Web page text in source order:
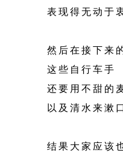
表现得无动于
然后在接下来
这些自行车手
还要用不甜的
以及清水来漱
结果大家应该